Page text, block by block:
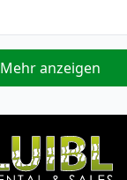
Mehr anzeigen